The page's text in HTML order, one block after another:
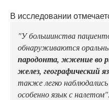
В исследовании
"У большинства
обнаруживаются
пародонта, жжение во
желез, географический
также легко
особенно язык с налетом".